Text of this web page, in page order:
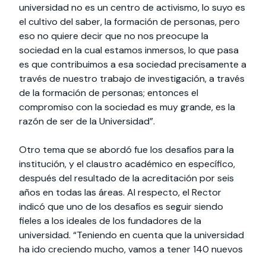
universidad no es un centro de activismo, lo suyo es
el cultivo del saber, la formación de personas, pero
eso no quiere decir que no nos preocupe la
sociedad en la cual estamos inmersos, lo que pasa
es que contribuimos a esa sociedad precisamente a
través de nuestro trabajo de investigación, a través
de la formación de personas; entonces el
compromiso con la sociedad es muy grande, es la
razón de ser de la Universidad”.
Otro tema que se abordó fue los desafíos para la
institución, y el claustro académico en específico,
después del resultado de la acreditación por seis
años en todas las áreas. Al respecto, el Rector
indicó que uno de los desafíos es seguir siendo
fieles a los ideales de los fundadores de la
universidad. “Teniendo en cuenta que la universidad
ha ido creciendo mucho, vamos a tener 140 nuevos